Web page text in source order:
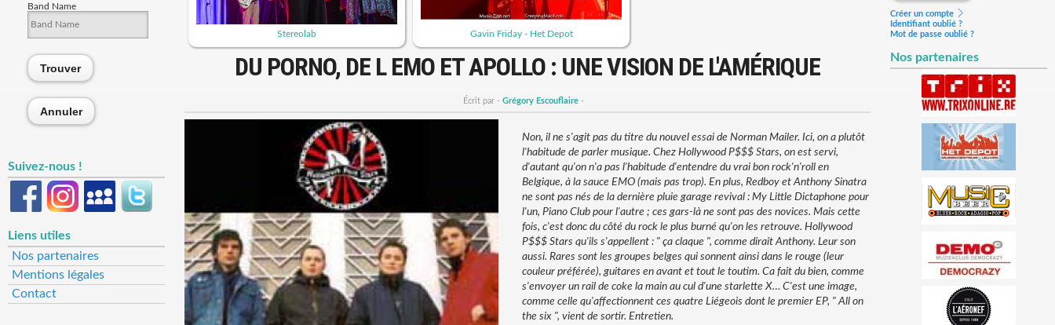
Band Name
Trouver
Annuler
Suivez-nous !
Liens utiles
Nos partenaires
Mentions légales
Contact
Créer un compte
Identifiant oublié ?
Mot de passe oublié ?
Nos partenaires
Stereolab Gavin Friday - Het Depot
DU PORNO, DE L EMO ET APOLLO : UNE VISION DE L'AMÉRIQUE
Écrit par - Grégory Escouflaire -
Non, il ne s'agit pas du titre du nouvel essai de Norman Mailer. Ici, on a plutôt
l'habitude de parler musique. Chez Hollywood P$$$ Stars, on est servi,
d'autant qu'on n'a pas l'habitude d'entendre du vrai bon rock'n'roll en
Belgique, à la sauce EMO (mais pas trop). En plus, Redboy et Anthony Sinatra
ne sont pas nés de la dernière pluie garage revival : My Little Dictaphone pour
l'un, Piano Club pour l'autre ; ces gars-là ne sont pas des novices. Mais cette
fois, c'est donc du côté du rock le plus burné qu'on les retrouve. Hollywood
P$$$ Stars qu'ils s'appellent : " ça claque ", comme dirait Anthony. Leur son
aussi. Rares sont les groupes belges qui sonnent ainsi dans le rouge (leur
couleur préférée), guitares en avant et tout le toutim. Ca fait du bien, comme
s'envoyer un rail de coke la main au cul d'une starlette X… C'est une image,
comme celle qu'affectionnent ces quatre Liégeois dont le premier EP, " All on
the six ", vient de sortir. Entretien.